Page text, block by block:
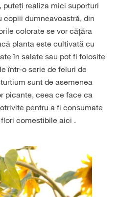
puteți realiza mici suporturi
copiii dumneavoastră, din
colorate se vor cățăra
planta este cultivată cu
în salate sau pot fi folosite
într-o serie de feluri de
sunt de asemenea
picante, ceea ce face ca
pentru a fi consumate
comestibile aici .